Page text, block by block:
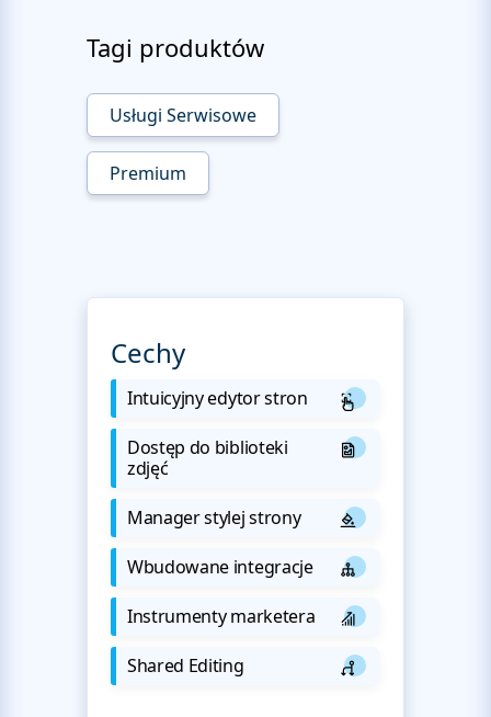
Tagi produktów
Usługi Serwisowe
Premium
Cechy
Intuicyjny edytor stron
Dostęp do biblioteki
zdjęć
Manager stylej strony
Wbudowane integracje
Instrumenty marketera
Shared Editing